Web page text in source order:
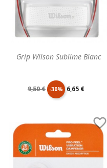
Grip Wilson Sublime Blanc
Prix
base
9,50 € -30% Prix
6,65 €
